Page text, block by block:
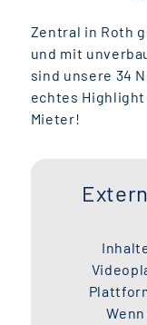
Zentral in Roth
und mit
sind unsere 34
echtes
Mieter!